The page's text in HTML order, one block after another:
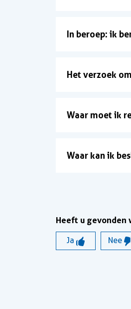
In beroep: ik
Het verzoek
Waar moet ik
Waar kan ik
Heeft u gevonden
Ja Nee